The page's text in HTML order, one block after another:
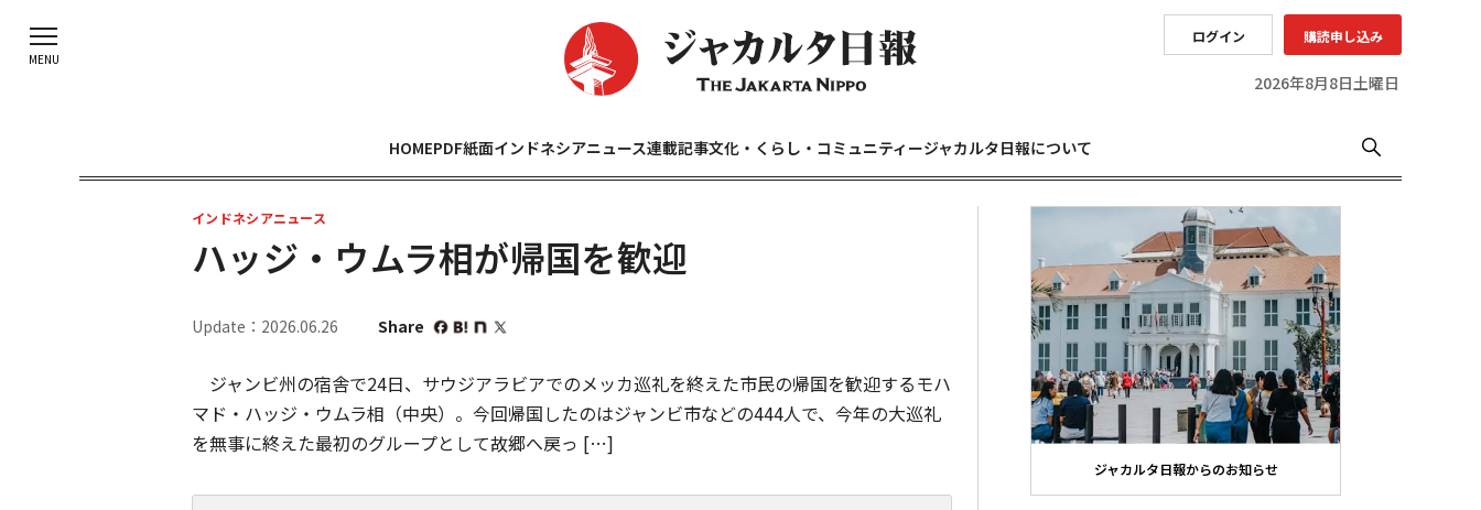
ログイン 購読申し込み
2026年8月8日土曜日
HOMEPDF紙面インドネシアニュース連載記事文化・くらし・コミュニティージャカルタ日報について
インドネシアニュース
ハッジ・ウムラ相が帰国を歓迎
Update：2026.06.26 Share
ジャンビ州の宿舎で24日、サウジアラビアでのメッカ巡礼を終えた市民の帰国を歓迎するモハ
マド・ハッジ・ウムラ相（中央）。今回帰国したのはジャンビ市などの444人で、今年の大巡礼
を無事に終えた最初のグループとして故郷へ戻っ […]
ジャカルタ日報からのお知らせ